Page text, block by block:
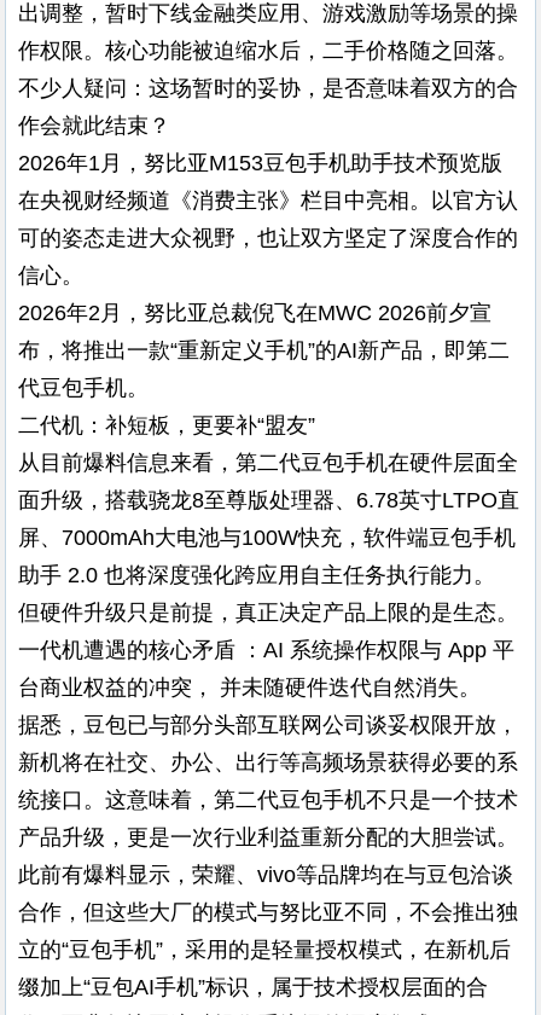
出调整，暂时下线金融类应用、游戏激励等场景的操
作权限。核心功能被迫缩水后，二手价格随之回落。
不少人疑问：这场暂时的妥协，是否意味着双方的合
作会就此结束？
2026年1月，努比亚M153豆包手机助手技术预览版
在央视财经频道《消费主张》栏目中亮相。以官方认
可的姿态走进大众视野，也让双方坚定了深度合作的
信心。
2026年2月，努比亚总裁倪飞在MWC 2026前夕宣
布，将推出一款“重新定义手机”的AI新产品，即第二
代豆包手机。
二代机：补短板，更要补“盟友”
从目前爆料信息来看，第二代豆包手机在硬件层面全
面升级，搭载骁龙8至尊版处理器、6.78英寸LTPO直
屏、7000mAh大电池与100W快充，软件端豆包手机
助手 2.0 也将深度强化跨应用自主任务执行能力。
但硬件升级只是前提，真正决定产品上限的是生态。
一代机遭遇的核心矛盾 ：AI 系统操作权限与 App 平
台商业权益的冲突， 并未随硬件迭代自然消失。
据悉，豆包已与部分头部互联网公司谈妥权限开放，
新机将在社交、办公、出行等高频场景获得必要的系
统接口。这意味着，第二代豆包手机不只是一个技术
产品升级，更是一次行业利益重新分配的大胆尝试。
此前有爆料显示，荣耀、vivo等品牌均在与豆包洽谈
合作，但这些大厂的模式与努比亚不同，不会推出独
立的“豆包手机”，采用的是轻量授权模式，在新机后
缀加上“豆包AI手机”标识，属于技术授权层面的合